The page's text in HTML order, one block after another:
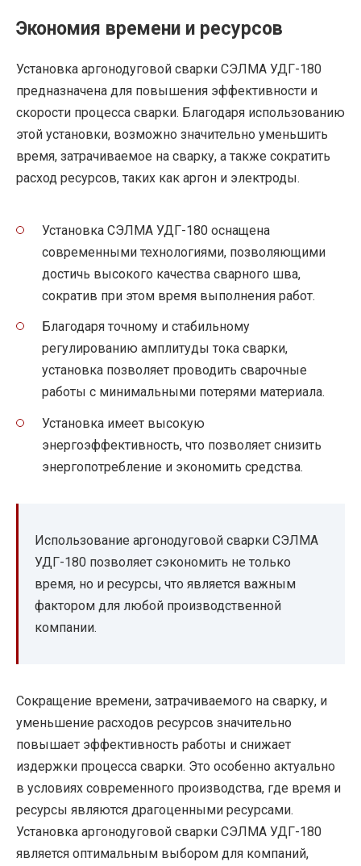
Экономия времени и ресурсов
Установка аргонодуговой сварки СЭЛМА УДГ-180
предназначена для повышения эффективности и
скорости процесса сварки. Благодаря использованию
этой установки, возможно значительно уменьшить
время, затрачиваемое на сварку, а также сократить
расход ресурсов, таких как аргон и электроды.
Установка СЭЛМА УДГ-180 оснащена
современными технологиями, позволяющими
достичь высокого качества сварного шва,
сократив при этом время выполнения работ.
Благодаря точному и стабильному
регулированию амплитуды тока сварки,
установка позволяет проводить сварочные
работы с минимальными потерями материала.
Установка имеет высокую
энергоэффективность, что позволяет снизить
энергопотребление и экономить средства.
Использование аргонодуговой сварки СЭЛМА
УДГ-180 позволяет сэкономить не только
время, но и ресурсы, что является важным
фактором для любой производственной
компании.
Сокращение времени, затрачиваемого на сварку, и
уменьшение расходов ресурсов значительно
повышает эффективность работы и снижает
издержки процесса сварки. Это особенно актуально
в условиях современного производства, где время и
ресурсы являются драгоценными ресурсами.
Установка аргонодуговой сварки СЭЛМА УДГ-180
является оптимальным выбором для компаний,